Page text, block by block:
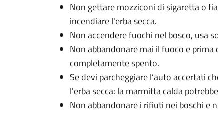
Non gettare mozziconi di sigaretta o
incendiare l'erba secca.
Non accendere fuochi nel bosco, usa
Non abbandonare mai il fuoco e prima
completamente spento.
Se devi parcheggiare l’auto accertati
l'erba secca: la marmitta calda
Non abbandonare i rifiuti nei boschi e